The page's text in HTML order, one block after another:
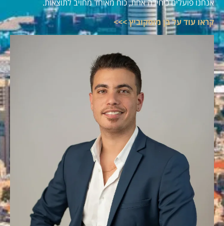
אנחנו פועלים כיחידה אחת, כוח מאוחד מחויב לתוצאות.
קראו עוד על בן מוסקוביץ >>>